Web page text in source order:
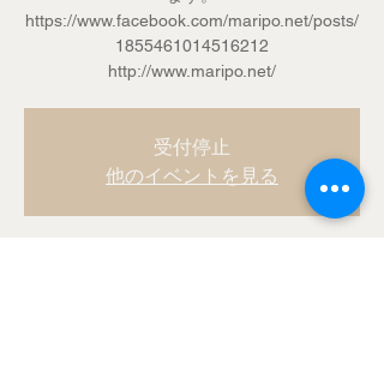
https://www.facebook.com/maripo.net/posts/
1855461014516212
http://www.maripo.net/
受付停止
他のイベントを見る